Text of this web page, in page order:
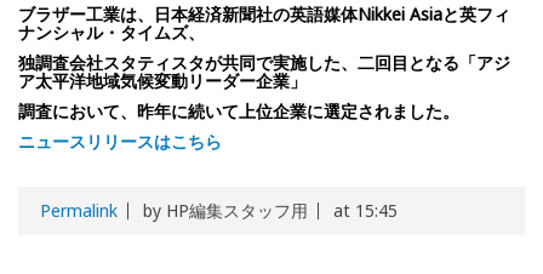
ブラザー工業は、日本経済新聞社の英語媒体Nikkei Asiaと英フィ
ナンシャル・タイムズ、
独調査会社スタティスタが共同で実施した、二回目となる「アジ
ア太平洋地域気候変動リーダー企業」
調査において、昨年に続いて上位企業に選定されました。
ニュースリリースはこちら
Permalink by HP編集スタッフ用 at 15:45